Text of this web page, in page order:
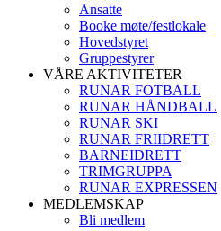
Ansatte
Booke møte/festlokale
Hovedstyret
Gruppestyrer
VÅRE AKTIVITETER
RUNAR FOTBALL
RUNAR HÅNDBALL
RUNAR SKI
RUNAR FRIIDRETT
BARNEIDRETT
TRIMGRUPPA
RUNAR EXPRESSEN
MEDLEMSKAP
Bli medlem